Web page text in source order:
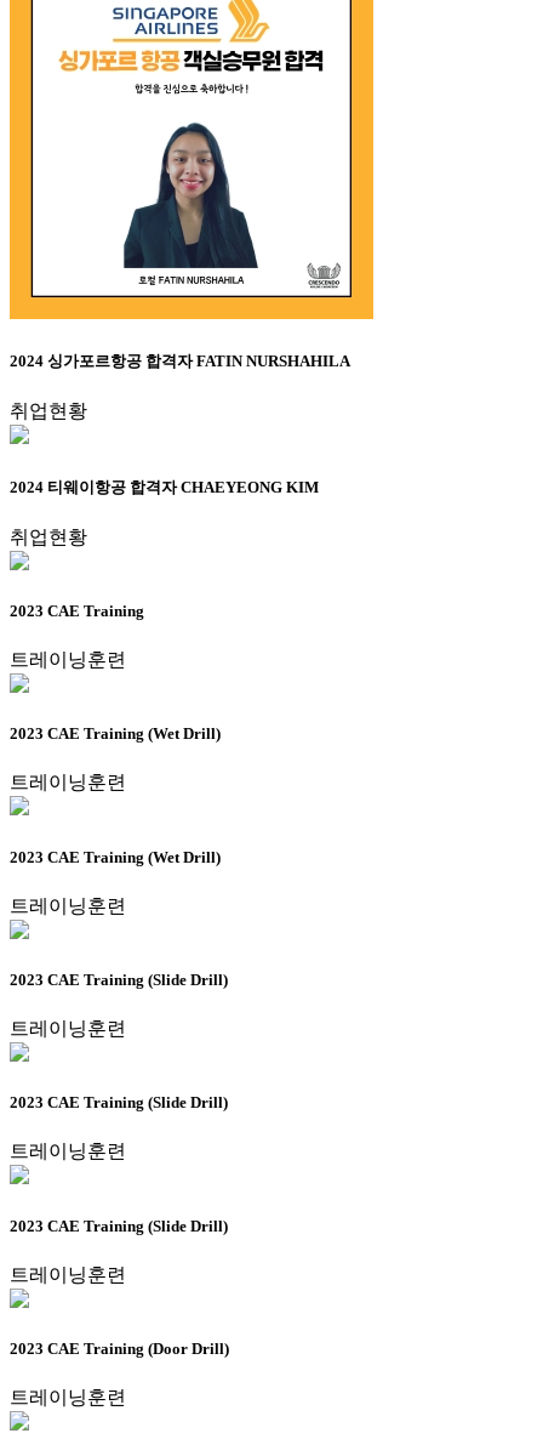
2024 싱가포르항공 합격자 FATIN NURSHAHILA
취업현황
2024 티웨이항공 합격자 CHAEYEONG KIM
취업현황
2023 CAE Training
트레이닝훈련
2023 CAE Training (Wet Drill)
트레이닝훈련
2023 CAE Training (Wet Drill)
트레이닝훈련
2023 CAE Training (Slide Drill)
트레이닝훈련
2023 CAE Training (Slide Drill)
트레이닝훈련
2023 CAE Training (Slide Drill)
트레이닝훈련
2023 CAE Training (Door Drill)
트레이닝훈련